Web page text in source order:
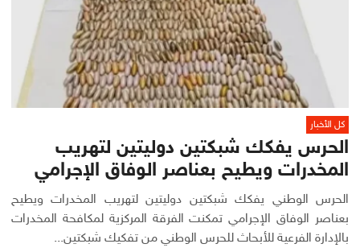
كل الأخبار
الحرس يفكك شبكتين دوليتين لتهريب
المخدرات ويطيح بعناصر الوفاق الإجرامي
الحرس الوطني يفكك شبكتين دوليتين لتهريب المخدرات ويطيح
بعناصر الوفاق الإجرامي تمكنت الفرقة المركزية لمكافحة المخدرات
بالإدارة الفرعية للأبحاث للحرس الوطني من تفكيك شبكتين...